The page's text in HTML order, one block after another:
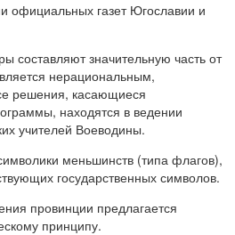
официальных газет Югославии и
составляют значительную часть от
нерациональным,
решения, касающиеся
находятся в ведении
учителей Воеводины.
меньшинств (типа флагов),
государственных символов.
провинции предлагается
принципу.